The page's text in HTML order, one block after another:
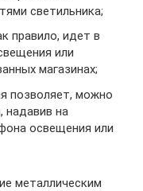
светильника;
правило, идет в
или
магазинах;
позволяет, можно
надавив на
освещения или
металлическим